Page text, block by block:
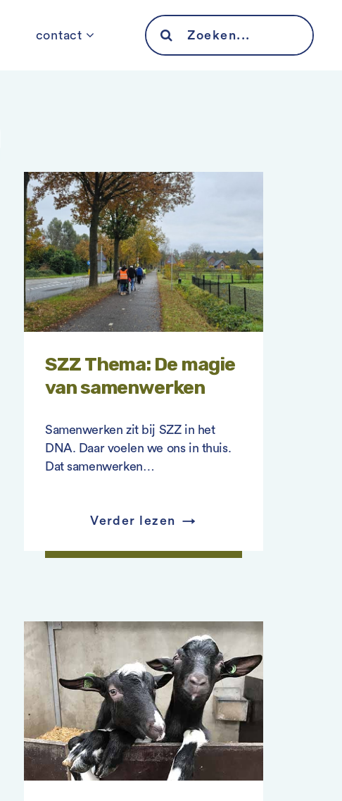
contact
Search
for:
SZZ Thema: De magie
van samenwerken
Samenwerken zit bij SZZ in het
DNA. Daar voelen we ons in thuis.
Dat samenwerken…
Verder lezen